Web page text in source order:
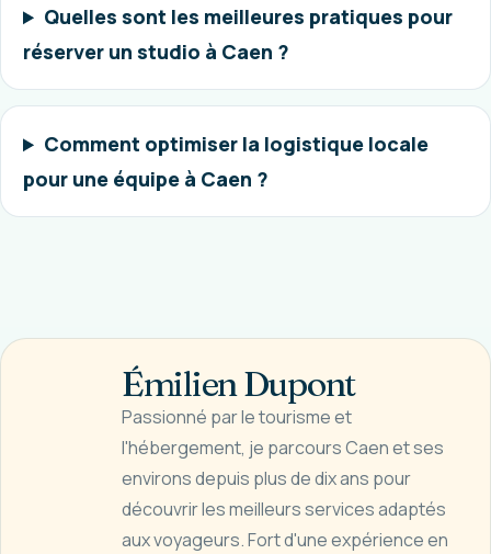
Quelles sont les meilleures pratiques pour
réserver un studio à Caen ?
Comment optimiser la logistique locale
pour une équipe à Caen ?
Émilien Dupont
Passionné par le tourisme et
l'hébergement, je parcours Caen et ses
environs depuis plus de dix ans pour
découvrir les meilleurs services adaptés
aux voyageurs. Fort d'une expérience en